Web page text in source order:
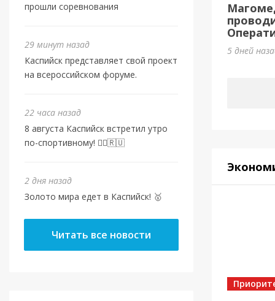
прошли соревнования
29 минут назад
Каспийск представляет свой проект
на всероссийском форуме.
22 часа назад
8 августа Каспийск встретил утро
по-спортивному! 🏃‍♂️🇷🇺
2 дня назад
Золото мира едет в Каспийск! 🥇
Читать все новости
Спорт
5 дней